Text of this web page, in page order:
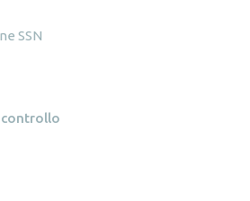
SSN
controllo